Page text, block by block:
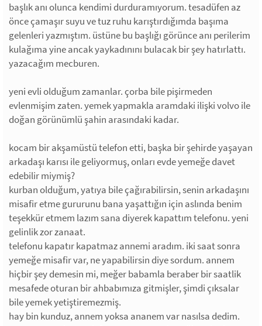
başlık anı olunca kendimi durduramıyorum. tesadüfen az
önce çamaşır suyu ve tuz ruhu karıştırdığımda başıma
gelenleri yazmıştım. üstüne bu başlığı görünce anı perilerim
kulağıma yine ancak yaykadınını bulacak bir şey hatırlattı.
yazacağım mecburen.
yeni evli olduğum zamanlar. çorba bile pişirmeden
evlenmişim zaten. yemek yapmakla aramdaki ilişki volvo ile
doğan görünümlü şahin arasındaki kadar.
kocam bir akşamüstü telefon etti, başka bir şehirde yaşayan
arkadaşı karısı ile geliyormuş, onları evde yemeğe davet
edebilir miymiş?
kurban olduğum, yatıya bile çağırabilirsin, senin arkadaşını
misafir etme gururunu bana yaşattığın için aslında benim
teşekkür etmem lazım sana diyerek kapattım telefonu. yeni
gelinlik zor zanaat.
telefonu kapatır kapatmaz annemi aradım. iki saat sonra
yemeğe misafir var, ne yapabilirsin diye sordum. annem
hiçbir şey demesin mi, meğer babamla beraber bir saatlik
mesafede oturan bir ahbabımıza gitmişler, şimdi çıksalar
bile yemek yetiştiremezmiş.
hay bin kunduz, annem yoksa ananem var nasılsa dedim.